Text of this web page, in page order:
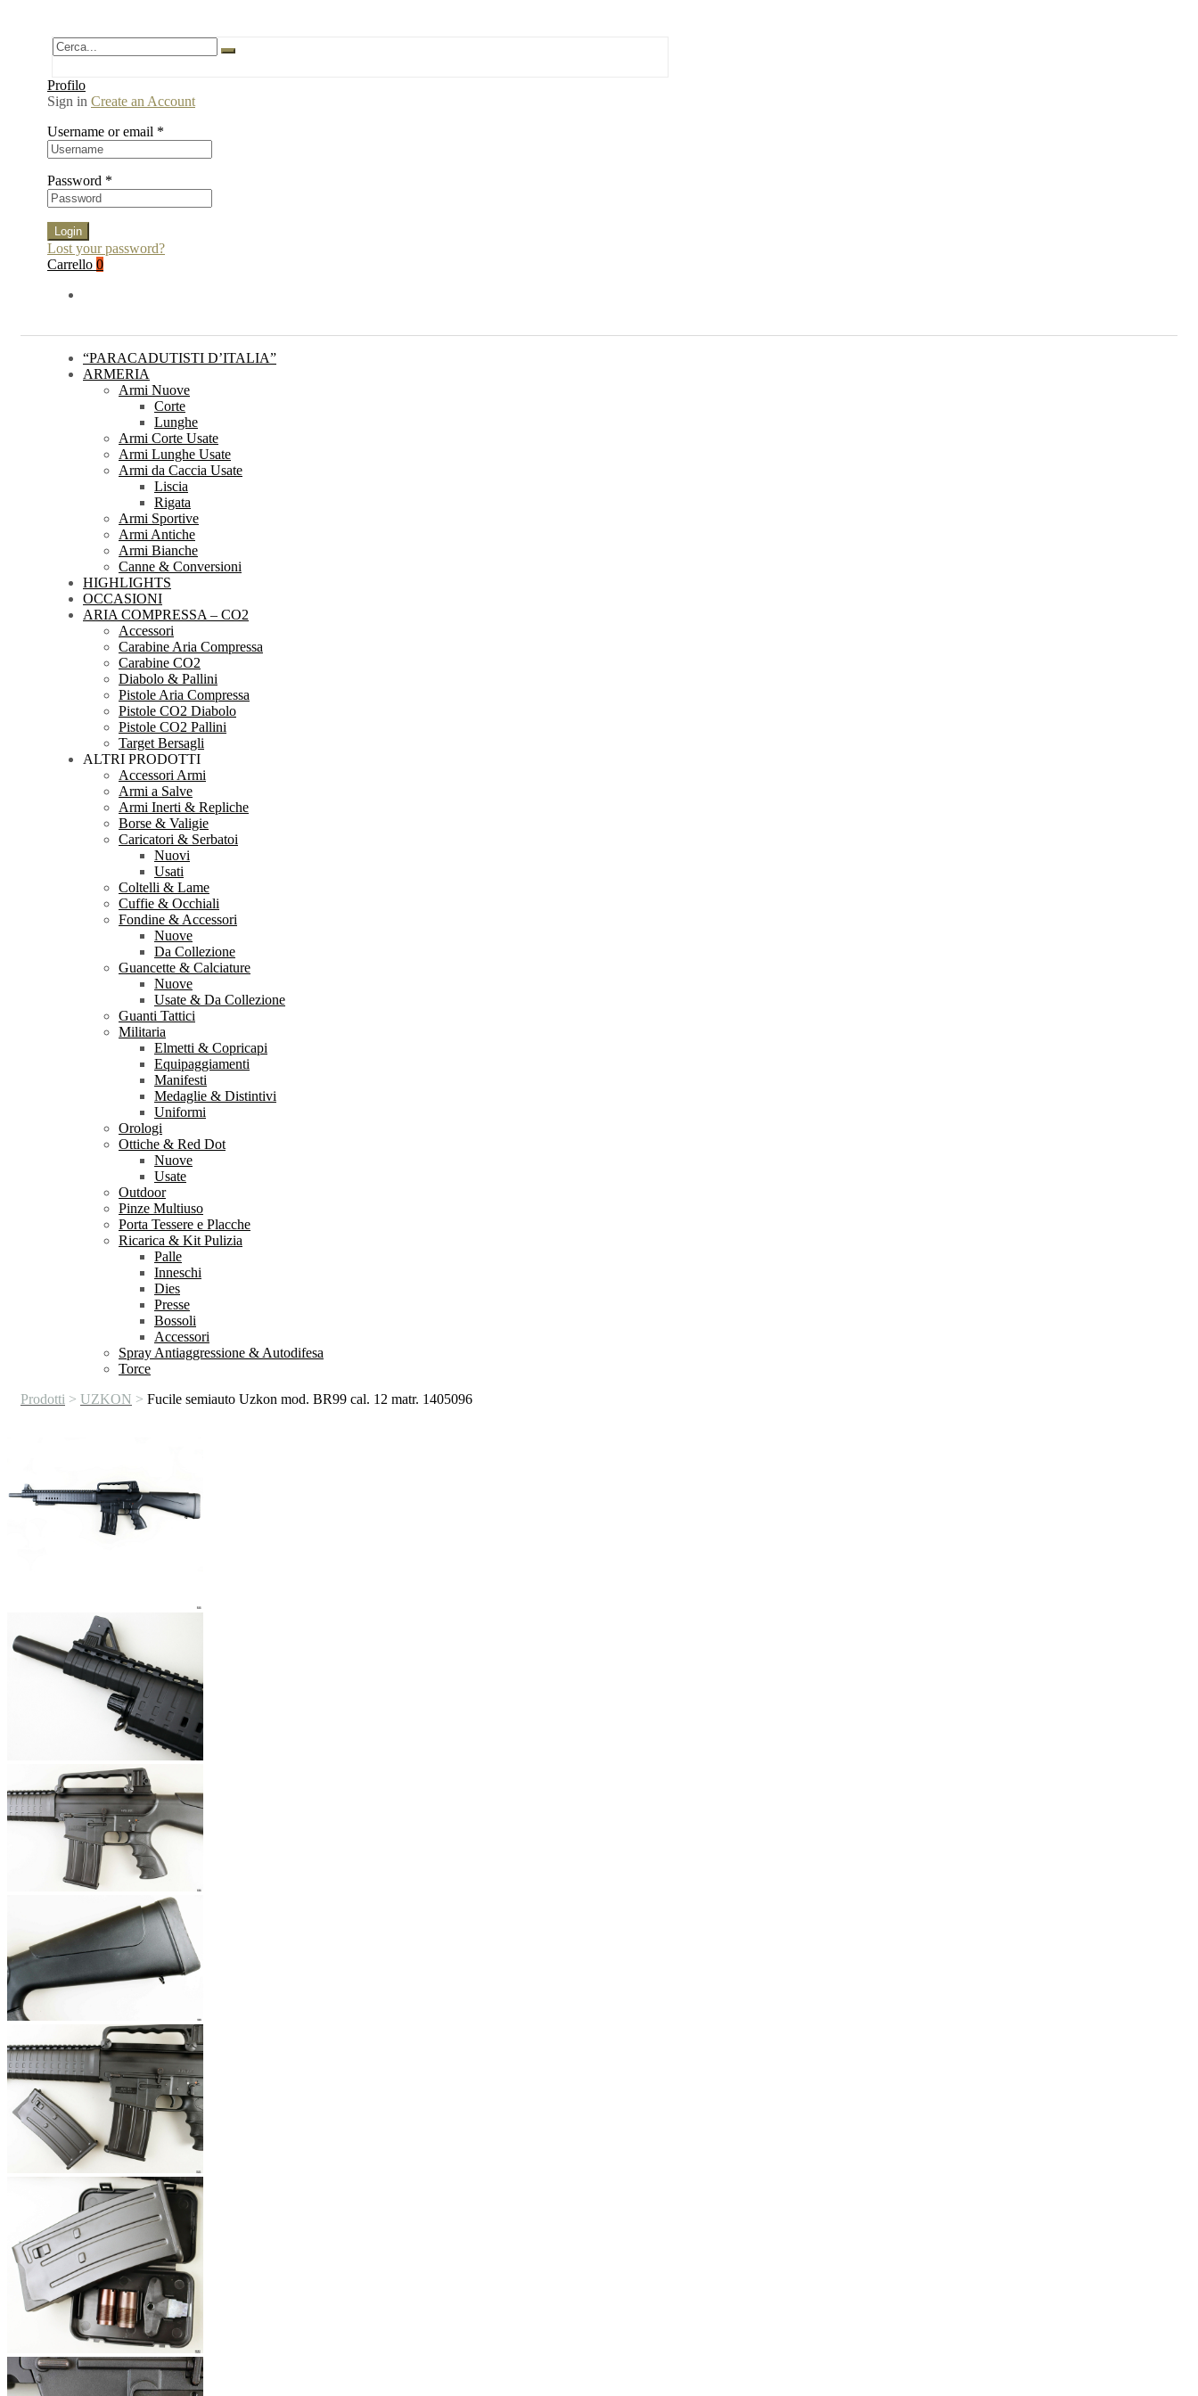
Profilo
Sign in Create an Account
Username or email *
Password *
Login
Lost your password?
Carrello 0
“PARACADUTISTI D’ITALIA”
ARMERIA
Armi Nuove
Corte
Lunghe
Armi Corte Usate
Armi Lunghe Usate
Armi da Caccia Usate
Liscia
Rigata
Armi Sportive
Armi Antiche
Armi Bianche
Canne & Conversioni
HIGHLIGHTS
OCCASIONI
ARIA COMPRESSA – CO2
Accessori
Carabine Aria Compressa
Carabine CO2
Diabolo & Pallini
Pistole Aria Compressa
Pistole CO2 Diabolo
Pistole CO2 Pallini
Target Bersagli
ALTRI PRODOTTI
Accessori Armi
Armi a Salve
Armi Inerti & Repliche
Borse & Valigie
Caricatori & Serbatoi
Nuovi
Usati
Coltelli & Lame
Cuffie & Occhiali
Fondine & Accessori
Nuove
Da Collezione
Guancette & Calciature
Nuove
Usate & Da Collezione
Guanti Tattici
Militaria
Elmetti & Copricapi
Equipaggiamenti
Manifesti
Medaglie & Distintivi
Uniformi
Orologi
Ottiche & Red Dot
Nuove
Usate
Outdoor
Pinze Multiuso
Porta Tessere e Placche
Ricarica & Kit Pulizia
Palle
Inneschi
Dies
Presse
Bossoli
Accessori
Spray Antiaggressione & Autodifesa
Torce
Prodotti > UZKON > Fucile semiauto Uzkon mod. BR99 cal. 12 matr. 1405096